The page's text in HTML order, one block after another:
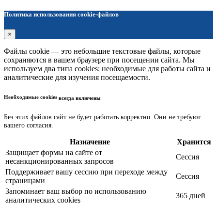
Политика использования cookie-файлов
×
Файлы cookie — это небольшие текстовые файлы, которые
сохраняются в вашем браузере при посещении сайта. Мы
используем два типа cookies: необходимые для работы сайта и
аналитические для изучения посещаемости.
Необходимые cookies всегда включены
Без этих файлов сайт не будет работать корректно. Они не требуют
вашего согласия.
Назначение
Хранится
Защищает формы на сайте от
несанкционированных запросов
Сессия
Поддерживает вашу сессию при переходе между
страницами
Сессия
Запоминает ваш выбор по использованию
аналитических cookies
365 дней